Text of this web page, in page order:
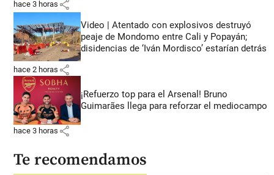
hace 3 horas share
Video | Atentado con explosivos destruyó
peaje de Mondomo entre Cali y Popayán;
disidencias de ‘Iván Mordisco’ estarían detrás
hace 2 horas share
¡Refuerzo top para el Arsenal! Bruno
Guimarães llega para reforzar el mediocampo
hace 3 horas share
Te recomendamos